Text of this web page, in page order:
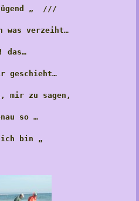
„ ///
was verzeiht…
das…
geschieht…
mir zu sagen,
so …
ich bin „